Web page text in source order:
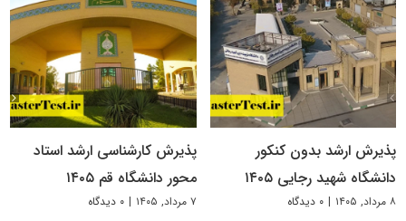
پذیرش ارشد بدون کنکور
دانشگاه شهید رجایی ۱۴۰۵
۸ مرداد, ۱۴۰۵ | ۰ دیدگاه
پذیرش کارشناسی ارشد استاد
محور دانشگاه قم ۱۴۰۵
۷ مرداد, ۱۴۰۵ | ۰ دیدگاه